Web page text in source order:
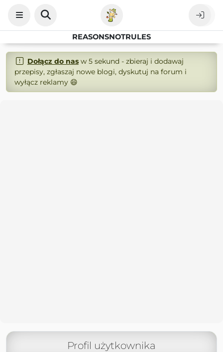
REASONSNOTRULES
Dołącz do nasw 5 sekund - zbieraj i dodawaj
przepisy, zgłaszaj nowe blogi, dyskutuj na forum i
wyłącz reklamy 😄
Profil użytkownika